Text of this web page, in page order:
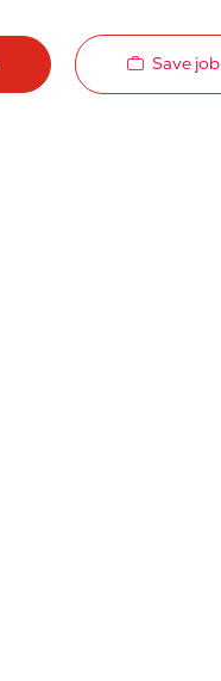
Save job